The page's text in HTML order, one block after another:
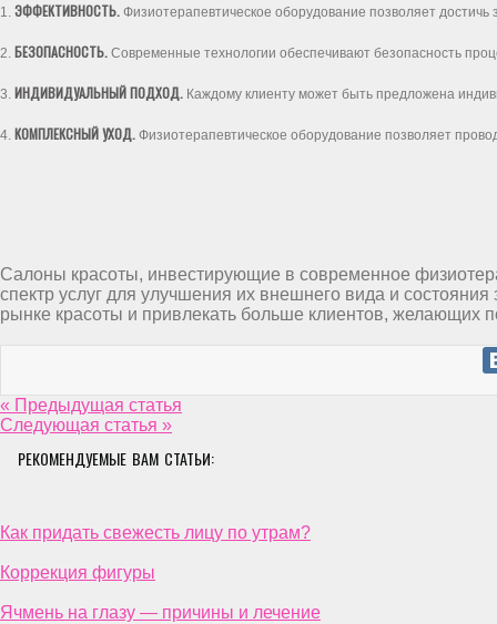
1. ЭФФЕКТИВНОСТЬ. Физиотерапевтическое оборудование позволяет
2. БЕЗОПАСНОСТЬ. Современные технологии обеспечивают безопасность
3. ИНДИВИДУАЛЬНЫЙ ПОДХОД. Каждому клиенту может быть предложена
4. КОМПЛЕКСНЫЙ УХОД. Физиотерапевтическое оборудование позволяет
Салоны красоты, инвестирующие в современное
спектр услуг для улучшения их внешнего вида и
рынке красоты и привлекать больше клиентов, желающих
« Предыдущая статья
Следующая статья »
РЕКОМЕНДУЕМЫЕ ВАМ СТАТЬИ:
Как придать свежесть лицу по утрам?
Коррекция фигуры
Ячмень на глазу — причины и лечение